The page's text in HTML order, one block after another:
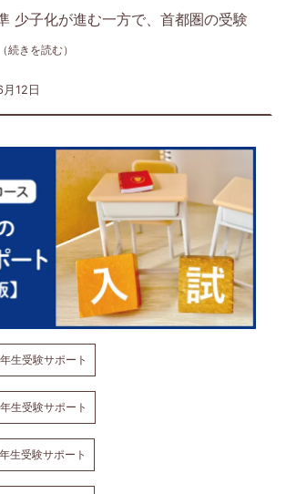
少子化が進む一方で、首都圏の受験
（続きを読む）
12日
生受験サポート
生受験サポート
生受験サポート